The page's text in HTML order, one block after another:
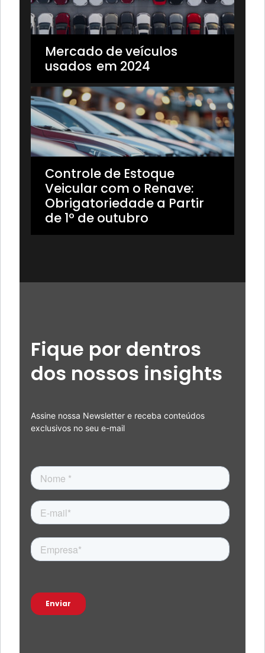
Mercado de veículos
usados em 2024
Controle de Estoque
Veicular com o Renave:
Obrigatoriedade a Partir
de 1º de outubro
Fique por dentros
dos nossos insights
Assine nossa Newsletter e receba conteúdos
exclusivos no seu e-mail